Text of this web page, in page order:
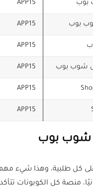
بوب APP15
بوب APP15
APP15
شوب بوب APP15
APP15
APP15
شوب بوب
على كل طلبية، وهذا شيء
منصة كل الكوبونات